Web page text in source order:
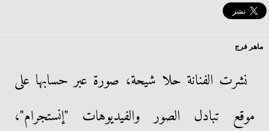
ماهر فرج
نشرت الفنانة حلا شيحة، صورة عبر حسابها على
موقع تبادل الصور والفيديوهات "إنستجرام"،